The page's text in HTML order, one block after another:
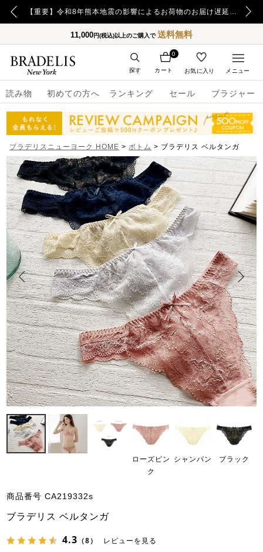
【重要】令和8年熊本地震の影響によるお荷物のお届け遅延について
11,000円(税込)以上のご購入で送料無料
読み物 初めての方へ ランキング セール ブラジャー
カート
0
お気に入り
探す メニュー
ブラデリスニューヨーク HOME ボトム ブラデリス ベルタンガ
ローズピン
ク
シャンパン ブラック
商品番号 CA219332s
ブラデリス ベルタンガ
4.3 （8） レビューを見る